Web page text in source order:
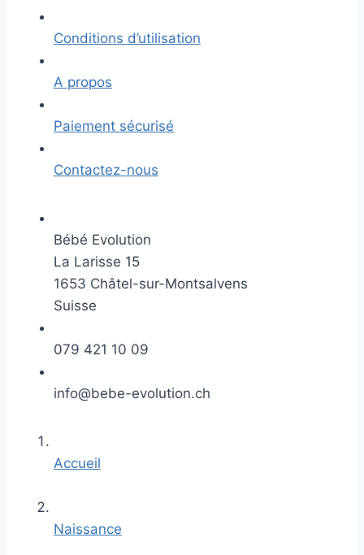
Conditions d’utilisation
A propos
Paiement sécurisé
Contactez-nous
Bébé Evolution
La Larisse 15
1653 Châtel-sur-Montsalvens
Suisse
079 421 10 09
info@bebe-evolution.ch
Accueil
Naissance